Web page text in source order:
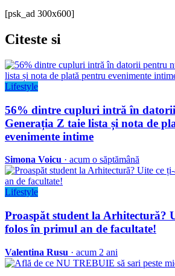
[psk_ad 300x600]
Citeste si
Lifestyle
56% dintre cupluri intră în
Generația Z taie lista și nota de
evenimente intime
Simona Voicu · acum o săptămână
Lifestyle
Proaspăt student la Arhitectură?
folos în primul an de facultate!
Valentina Rusu · acum 2 ani